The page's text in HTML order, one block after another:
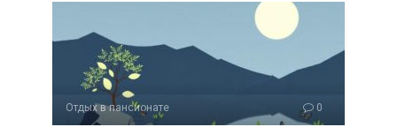
Отдых в пансионате 0